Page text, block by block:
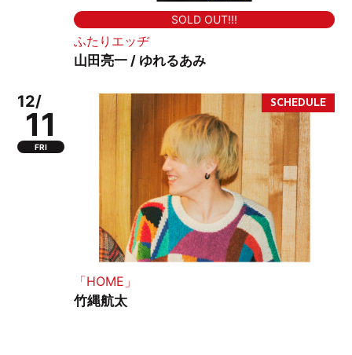
SOLD OUT!!!
ふたりエッヂ
山田亮一 / ゆれるあみ
12/
11
FRI
「HOME」
竹縄航太